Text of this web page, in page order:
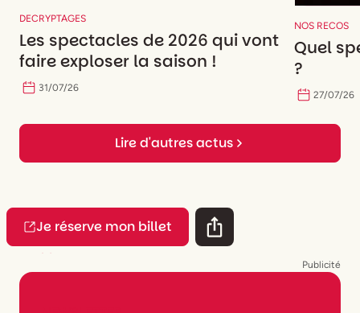
DECRYPTAGES
Les spectacles de 2026 qui vont
faire exploser la saison !
31/07/26
NOS RECOS
Quel
?
27/07/26
Lire d'autres actus
Je réserve mon billet
Publicité